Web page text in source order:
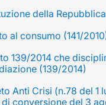
della
al consumo (141/
139/2014 che
(139/2014)
Anti Crisi (n.78 del 1
di conversione del 3